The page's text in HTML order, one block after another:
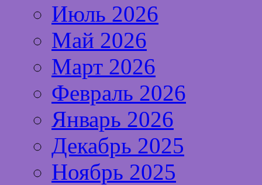
Июль 2026
Май 2026
Март 2026
Февраль 2026
Январь 2026
Декабрь 2025
Ноябрь 2025